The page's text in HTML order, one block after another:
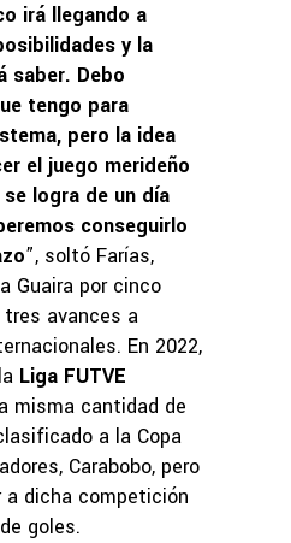
irá llegando a
y la
saber. Debo
tengo para
pero la idea
el juego merideño
logra de un día
conseguirlo
”, soltó Farías,
Guaira por cinco
avances a
En 2022,
Liga FUTVE
misma cantidad de
a la Copa
Carabobo, pero
dicha competición
goles.